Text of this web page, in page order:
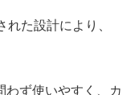
た設計により、
ず使いやすく、カ